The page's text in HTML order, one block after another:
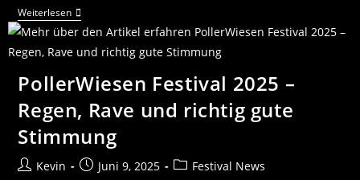
Weiterlesen
PollerWiesen Festival 2025 –
Regen, Rave und richtig gute
Stimmung
Kevin Juni 9, 2025 Festival News